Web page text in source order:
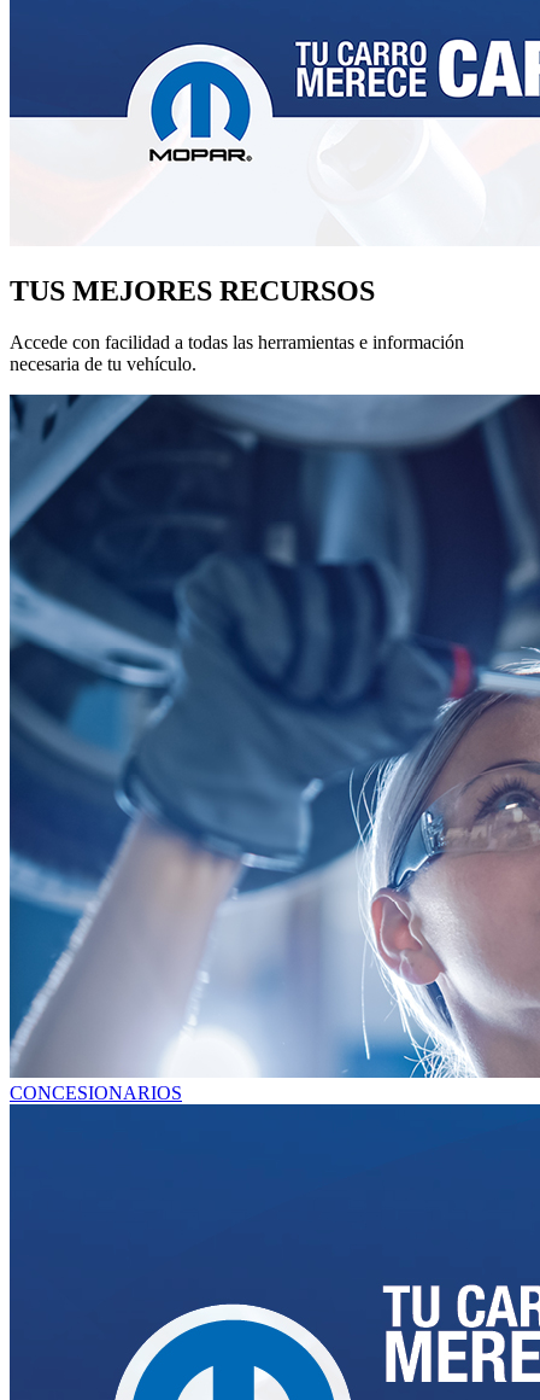
TUS MEJORES RECURSOS
Accede con facilidad a todas las herramientas e información
necesaria de tu vehículo.
CONCESIONARIOS